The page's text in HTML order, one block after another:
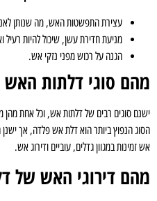
עצירת התפשטות האש, מה שנותן
מניעת חדירת עשן, שיכול להיות רעיל
הגנה על רכוש מפני נזקי אש.
מהם סוגי דלתות האש
ישנם סוגים רבים של דלתות אש, וכל אחת מהן
הסוג הנפוץ ביותר הוא דלת אש פלדה, אך ישנן
אש זמינות במגוון גדלים, עוביים ודירוג אש.
מהם דירוגי האש של